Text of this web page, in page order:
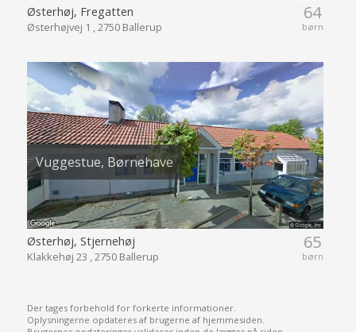
64
børn
Østerhøj, Fregatten
Østerhøjvej 1 , 2750 Ballerup
Vuggestue, Børnehave
65
børn
Østerhøj, Stjernehøj
Klakkehøj 23 , 2750 Ballerup
Der tages forbehold for forkerte informationer.
Oplysningerne opdateres af brugerne af hjemmesiden.